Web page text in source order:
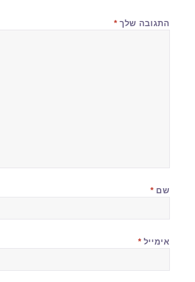
התגובה שלך *
שם *
אימייל *